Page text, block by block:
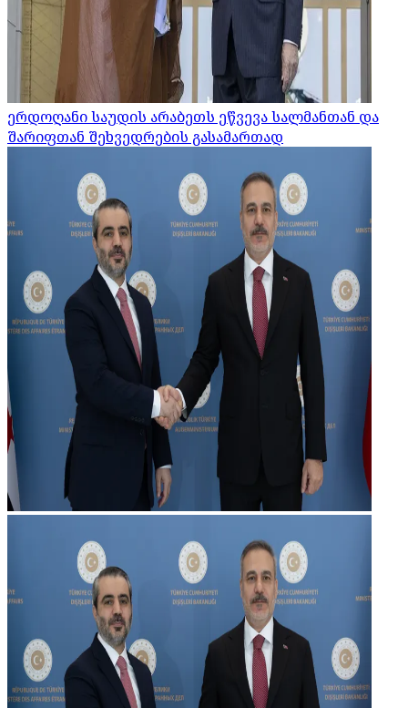
ერდოღანი საუდის არაბეთს ეწვევა სალმანთან და
შარიფთან შეხვედრების გასამართად